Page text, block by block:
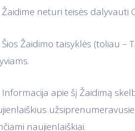
Žaidime neturi teisės
Šios Žaidimo taisyklės (toliau –
Informacija apie šį Žaidimą
naujienlaiškiai.